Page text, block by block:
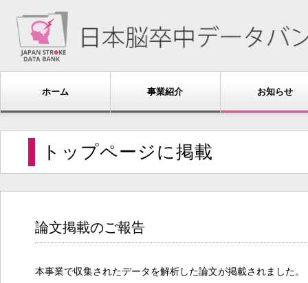
ホーム 事業紹介 お知らせ
トップページに掲載
論文掲載のご報告
本事業で収集されたデータを解析した論文が掲載されました。